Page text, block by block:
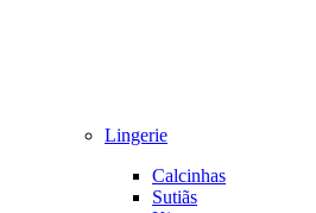
Lingerie
Calcinhas
Sutiãs